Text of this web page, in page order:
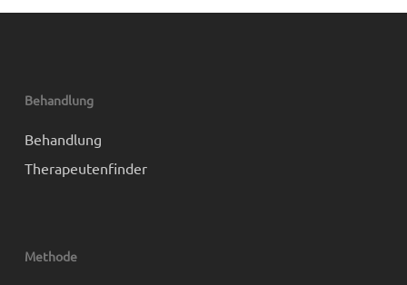
Behandlung
Behandlung
Therapeutenfinder
Methode